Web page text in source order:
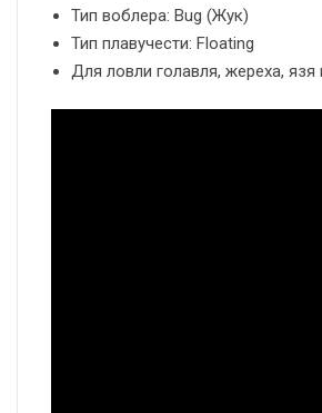
Тип воблера: Bug (Жук)
Тип плавучести: Floating
Для ловли голавля, жереха,